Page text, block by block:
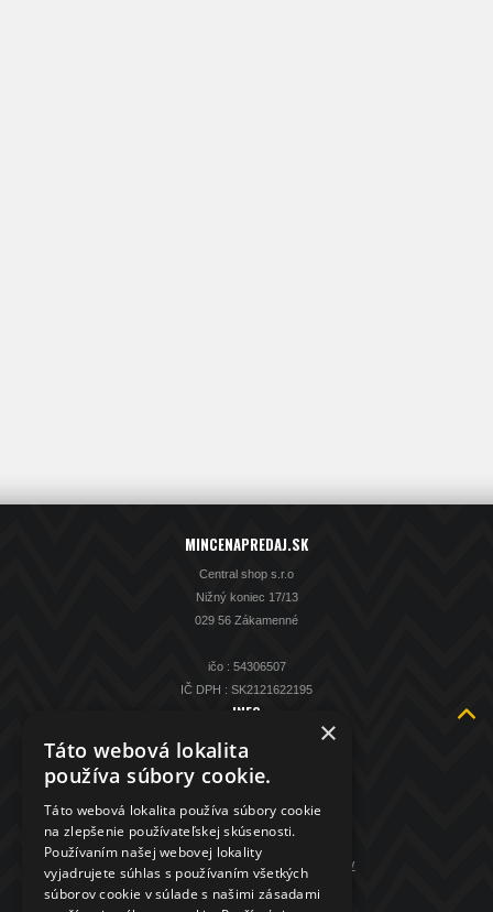
MINCENAPREDAJ.SK
Central shop s.r.o
Nižný koniec 17/13
029 56 Zákamenné
ičo : 54306507
IČ DPH : SK2121622195
INFO
O nás
Kontakt
KAMENNÁ PREDAJŇA
Spätný výkup striebra
Obchodné podmienky
GDPR - ochrana osobných údajov
KONTAKT
×
Táto webová lokalita
používa súbory cookie.
Táto webová lokalita používa súbory cookie
na zlepšenie používateľskej skúsenosti.
Používaním našej webovej lokality
vyjadrujete súhlas s používaním všetkých
súborov cookie v súlade s našimi zásadami